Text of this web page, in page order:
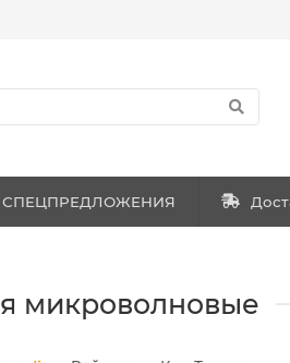
СПЕЦПРЕДЛОЖЕНИЯ
микроволновые